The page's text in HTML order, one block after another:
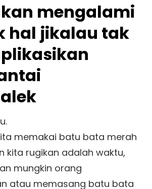
mengalami
hal jikalau tak
memakai batu bata merah
kita rugikan adalah waktu,
mungkin orang
atau memasang batu bata